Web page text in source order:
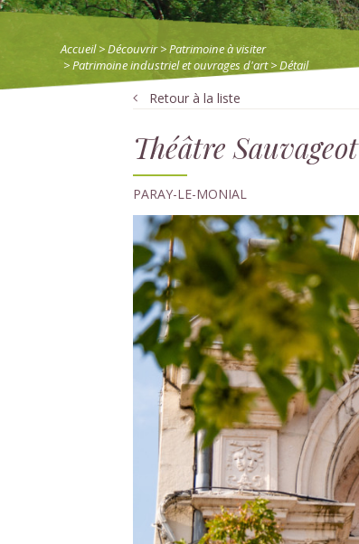
Accueil> Découvrir>Patrimoine à visiter
>Patrimoine industriel et ouvrages d'art> Détail
Retour à la liste
Théâtre Sauvageot
PARAY-LE-MONIAL